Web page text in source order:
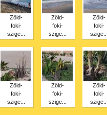
Zöld-
foki-
szige...
Zöld-
foki-
szige...
Zöld-
foki-
szige...
Zöld-
foki-
szige...
Zöld-
foki-
szige...
Zöld-
foki-
szige...